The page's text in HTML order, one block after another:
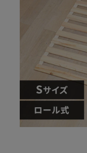
※ご確認くだ
カートに入